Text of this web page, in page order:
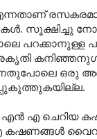
സൂക്ഷിച്ചു
പറക്കാനുള്ള
പ്രകൃതി
ഒരു
എൻ എ ചെറിയ
കഷണങ്ങൾ